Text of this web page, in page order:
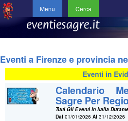
Menu Cerca
Eventi a Firenze e provincia
Eventi in
Calendario
Sagre Per
Tutti Gli Eventi In Italia
Dal 01/01/2026Al 31/12/2026